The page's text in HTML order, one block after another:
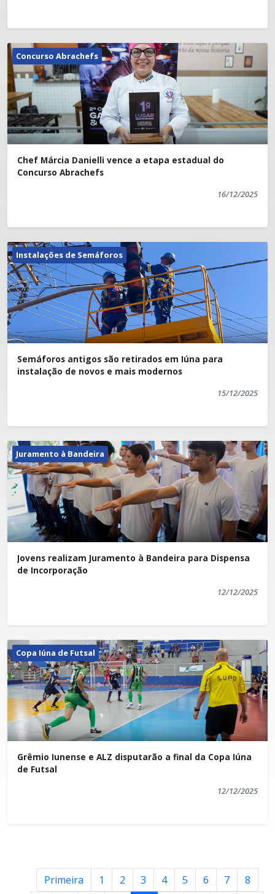
Concurso Abrachefs
Chef Márcia Danielli vence a etapa estadual do
Concurso Abrachefs
16/12/2025
Instalações de Semáforos
Semáforos antigos são retirados em Iúna para
instalação de novos e mais modernos
15/12/2025
Juramento à Bandeira
Jovens realizam Juramento à Bandeira para Dispensa
de Incorporação
12/12/2025
Copa Iúna de Futsal
Grêmio Iunense e ALZ disputarão a final da Copa Iúna
de Futsal
12/12/2025
Primeira 1 2 3 4 5 6 7
8